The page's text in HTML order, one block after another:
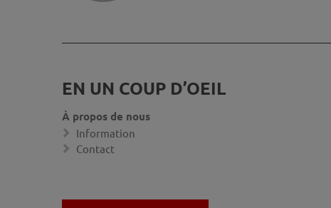
EN UN COUP D’OEIL
À propos de nous
Information
Contact